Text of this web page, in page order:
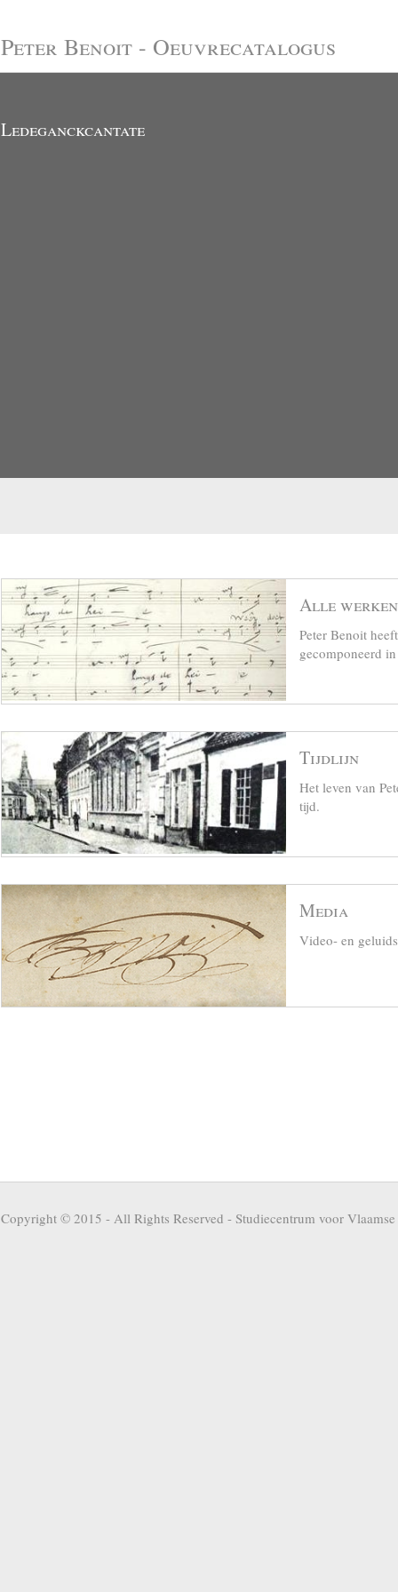
Peter Benoit - Oeuvrecatalogus
Ledeganckcantate
Alle werken
Peter Benoit
gecomponeerd
Tijdlijn
Het leven van
tijd.
Media
Video- en
Copyright © 2015 - All Rights Reserved - Studiecentrum voor